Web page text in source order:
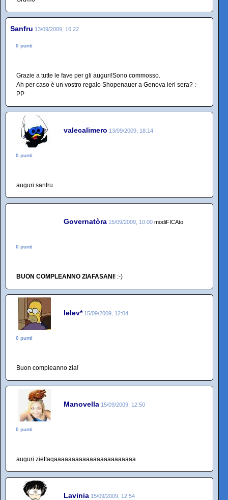
Sanfru 13/09/2009, 16:22
0 punti
Grazie a tutte le fave per gli auguri!Sono commosso.
Ah per caso è un vostro regalo Shopenauer a Genova ieri sera? :-
PP
valecalimero 13/09/2009, 18:14
0 punti
auguri sanfru
Governatòra 15/09/2009, 10:00 modiFICAto
0 punti
BUON COMPLEANNO ZIAFASANI ! :-)
lelev* 15/09/2009, 12:04
0 punti
Buon compleanno zia!
Manovella 15/09/2009, 12:50
0 punti
auguri ziettaqaaaaaaaaaaaaaaaaaaaaaaa
Lavinia 15/09/2009, 12:54